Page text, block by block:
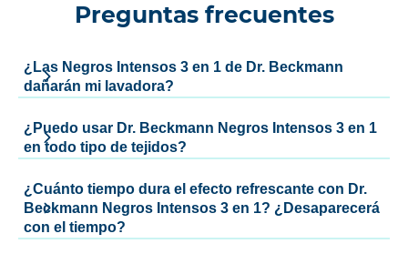
Preguntas frecuentes
¿Las Negros Intensos 3 en 1 de Dr. Beckmann
dañarán mi lavadora?
¿Puedo usar Dr. Beckmann Negros Intensos 3 en 1
en todo tipo de tejidos?
¿Cuánto tiempo dura el efecto refrescante con Dr.
Beckmann Negros Intensos 3 en 1? ¿Desaparecerá
con el tiempo?